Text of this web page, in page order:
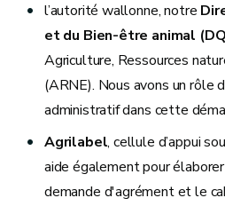
l’autorité wallonne, notre
et du Bien-être animal
Agriculture, Ressources
(ARNE). Nous avons un rôle
administratif dans cette
Agrilabel, cellule d’appui
aide également pour
demande d'agrément et le